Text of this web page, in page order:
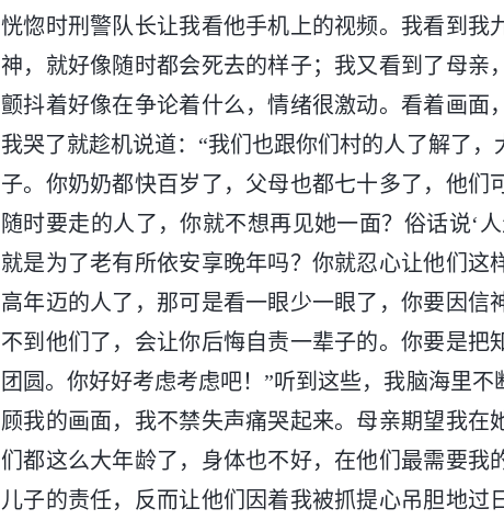
恍惚时刑警队长让我看他手机上的视频。我看到我
神，就好像随时都会死去的样子；我又看到了母亲
颤抖着好像在争论着什么，情绪很激动。看着画面
我哭了就趁机说道：“我们也跟你们村的人了解了
子。你奶奶都快百岁了，父母也都七十多了，他们
随时要走的人了，你就不想再见她一面？俗话说‘
就是为了老有所依安享晚年吗？你就忍心让他们这
高年迈的人了，那可是看一眼少一眼了，你要因信
不到他们了，会让你后悔自责一辈子的。你要是把
团圆。你好好考虑考虑吧！”听到这些，我脑海里
顾我的画面，我不禁失声痛哭起来。母亲期望我在
们都这么大年龄了，身体也不好，在他们最需要我
儿子的责任，反而让他们因着我被抓提心吊胆地过